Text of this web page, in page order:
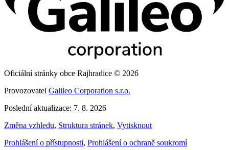
Oficiální stránky obce Rajhradice © 2026
Provozovatel Galileo Corporation s.r.o.
Poslední aktualizace: 7. 8. 2026
Změna vzhledu, Struktura stránek, Vytisknout
Prohlášení o přístupnosti, Prohlášení o ochraně soukromí